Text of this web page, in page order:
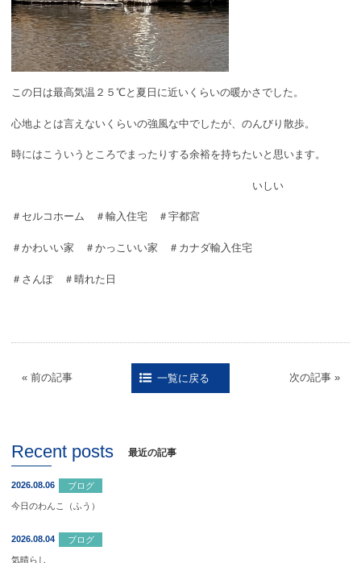
この日は最高気温２５℃と夏日に近いくらいの暖かさでした。
心地よとは言えないくらいの強風な中でしたが、のんびり散歩。
時にはこういうところでまったりする余裕を持ちたいと思います。
いしい
＃セルコホーム ＃輸入住宅 ＃宇都宮
＃かわいい家 ＃かっこいい家 ＃カナダ輸入住宅
＃さんぽ ＃晴れた日
« 前の記事 一覧に戻る 次の記事 »
Recent posts 最近の記事
2026.08.06 ブログ
今日のわんこ（ふう）
2026.08.04 ブログ
気晴らし